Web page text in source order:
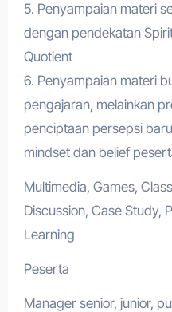
5. Penyampaian materi
dengan pendekatan
Quotient
6. Penyampaian materi
pengajaran, melainkan
penciptaan persepsi
mindset dan belief
Multimedia, Games,
Discussion, Case Study,
Learning
Peserta
Manager senior, junior,